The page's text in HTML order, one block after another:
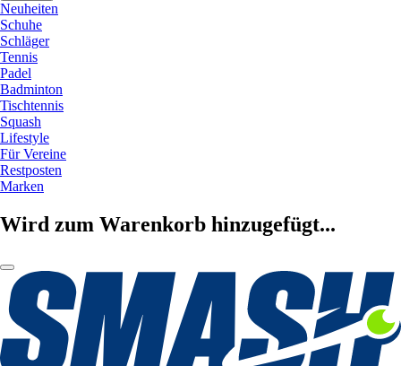
Neuheiten
Schuhe
Schläger
Tennis
Padel
Badminton
Tischtennis
Squash
Lifestyle
Für Vereine
Restposten
Marken
Wird zum Warenkorb hinzugefügt...